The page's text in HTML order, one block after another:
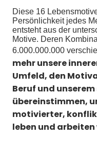
Diese 16
Persönlichkeit jedes
entsteht aus der
Motive. Deren
6.000.000.000
mehr unsere
Umfeld, den
Beruf und
übereinstimmen,
motivierter,
leben und arbeiten